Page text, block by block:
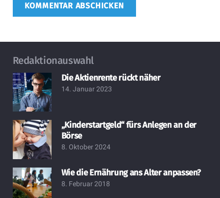
KOMMENTAR ABSCHICKEN
Redaktionauswahl
Die Aktienrente rückt näher
14. Januar 2023
„Kinderstartgeld“ fürs Anlegen an der
Börse
8. Oktober 2024
Wie die Ernährung ans Alter anpassen?
8. Februar 2018